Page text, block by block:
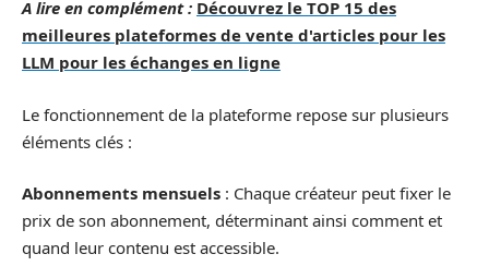
A lire en complément : Découvrez le TOP 15 des
meilleures plateformes de vente d'articles pour les
LLM pour les échanges en ligne
Le fonctionnement de la plateforme repose sur plusieurs
éléments clés :
Abonnements mensuels : Chaque créateur peut fixer le
prix de son abonnement, déterminant ainsi comment et
quand leur contenu est accessible.